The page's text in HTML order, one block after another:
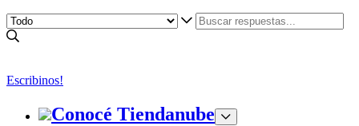
Escribinos!
Conocé Tiendanube